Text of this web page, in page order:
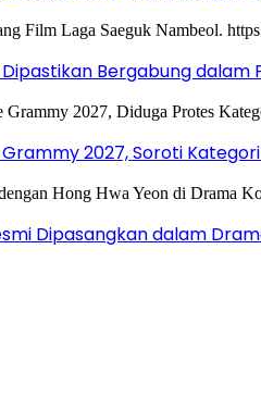
Bergabung dalam
Grammy 2027, Soroti
Dipasangkan dalam